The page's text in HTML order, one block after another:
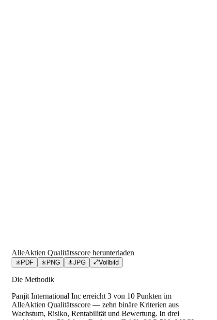
AlleAktien Qualitätsscore herunterladen
PDF PNG JPG Vollbild
Die Methodik
Panjit International Inc erreicht 3 von 10 Punkten im
AlleAktien Qualitätsscore — zehn binäre Kriterien aus
Wachstum, Risiko, Rentabilität und Bewertung. In drei